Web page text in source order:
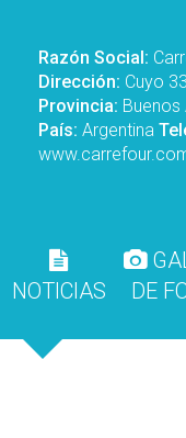
Razón Social:
Dirección: Cuyo
Provincia: Buenos
País:Argentina
NOTICIAS
DE